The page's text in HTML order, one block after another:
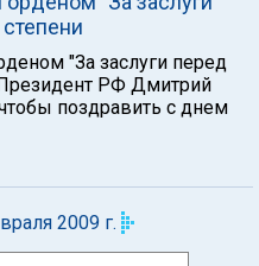
"За заслуги перед
РФ Дмитрий
поздравить с днем
2009 г.